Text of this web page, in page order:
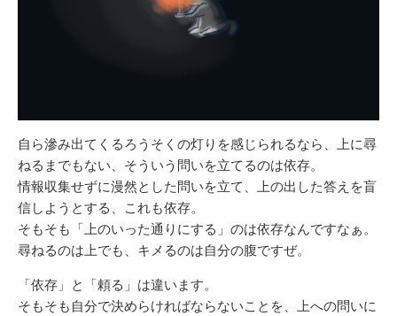
自ら滲み出てくるろうそくの灯りを感じられるなら、上に尋
ねるまでもない、そういう問いを立てるのは依存。
情報収集せずに漫然とした問いを立て、上の出した答えを盲
信しようとする、これも依存。
そもそも「上のいった通りにする」のは依存なんですなぁ。
尋ねるのは上でも、キメるのは自分の腹ですぜ。
「依存」と「頼る」は違います。
そもそも自分で決めらければならないことを、上への問いに